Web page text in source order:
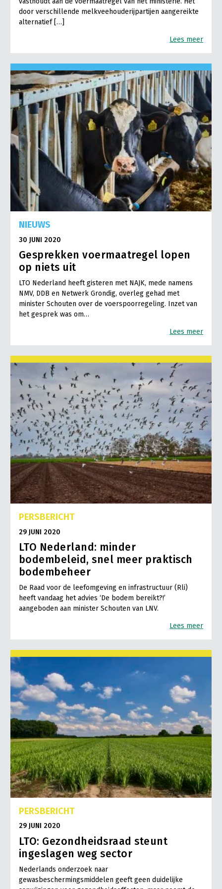
door verschillende melkveehouderijpartijen aangereikte
alternatief […]
Lees meer
NIEUWS
30 JUNI 2020
Gesprekken voermaatregel lopen
op niets uit
LTO Nederland heeft gisteren met NAJK, mede namens
NMV, DDB en Netwerk Grondig, overleg gehad met
minister Schouten over de voerspoorregeling. Inzet van
het gesprek was om…
Lees meer
PERSBERICHT
29 JUNI 2020
LTO Nederland: minder
bodembeleid, snel meer praktisch
bodembeheer
De Raad voor de leefomgeving en infrastructuur (Rli)
heeft vandaag het advies ‘De bodem bereikt?!’
aangeboden aan minister Schouten van LNV.
Lees meer
PERSBERICHT
29 JUNI 2020
LTO: Gezondheidsraad steunt
ingeslagen weg sector
Nederlands onderzoek naar
gewasbeschermingsmiddelen geeft geen duidelijke